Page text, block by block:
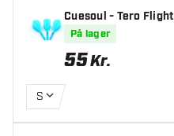
Cuesoul - Tero
st Teardrop - Blue
På lager
55Kr.
S